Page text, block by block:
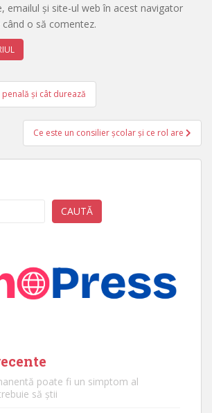
emailul și site-ul web în acest navigator
o să comentez.
și cât durează
Ce este un consilier școlar și ce rol are
CAUTĂ
poate fi un simptom al
să știi